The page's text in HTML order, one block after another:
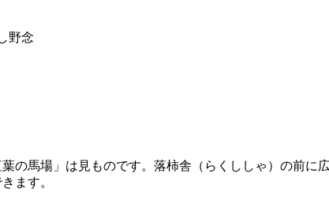
野念
馬場」は見ものです。落柿舎（らくししゃ）の前に
ます。